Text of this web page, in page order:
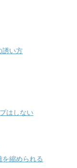
誘い方
はしない
縮められる